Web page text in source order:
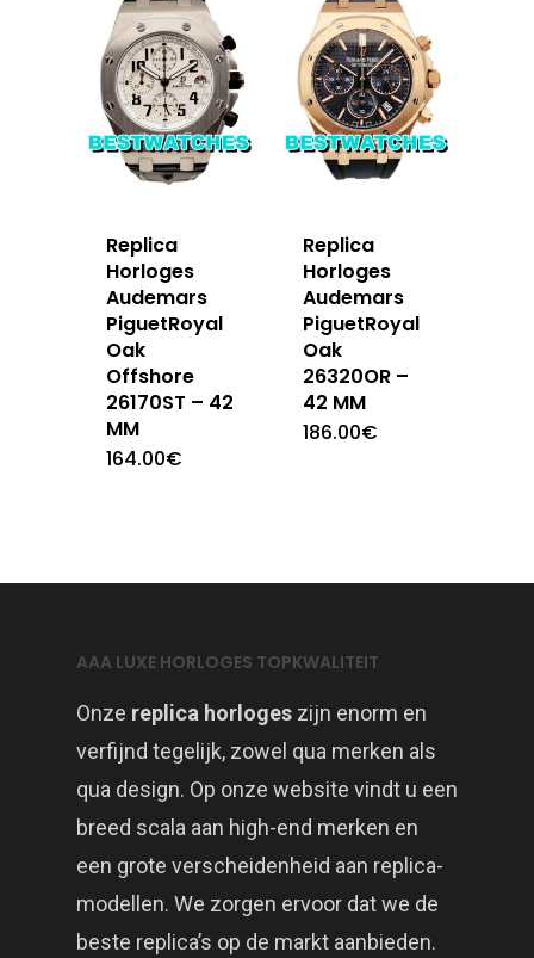
Replica
Horloges
Audemars
PiguetRoyal
Oak
Offshore
26170ST – 42
MM
164.00€
Replica
Horloges
Audemars
PiguetRoyal
Oak
26320OR –
42 MM
186.00€
AAA LUXE HORLOGES TOPKWALITEIT
Onze replica horloges zijn enorm en
verfijnd tegelijk, zowel qua merken als
qua design. Op onze website vindt u een
breed scala aan high-end merken en
een grote verscheidenheid aan replica-
modellen. We zorgen ervoor dat we de
beste replica’s op de markt aanbieden.